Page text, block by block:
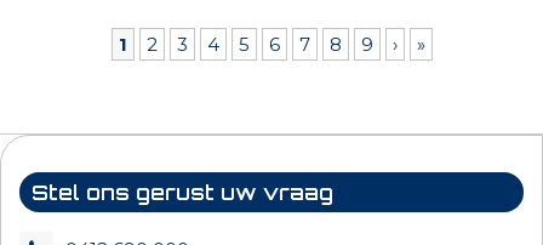
1 2 3 4 5 6 7 8 9 › »
Stel ons gerust uw vraag